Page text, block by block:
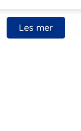
Les mer